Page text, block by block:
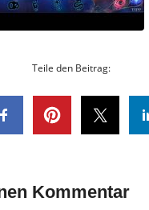
Teile den Beitrag:
Kommentar